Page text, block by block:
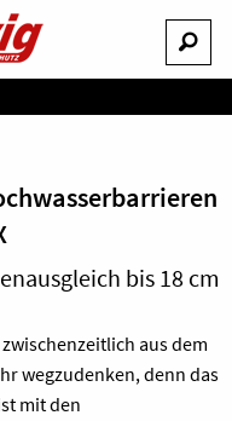
bis 18 cm
aus dem
wegzudenken, denn das
mit den